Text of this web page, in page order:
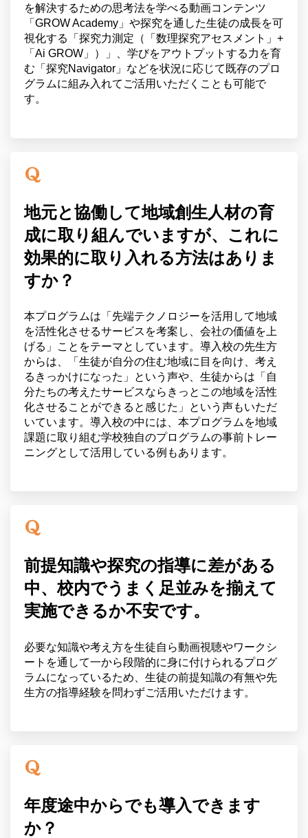
を解決するための思考法を学べる動画コンテンツ
「GROW Academy」や探究を通した生徒の成長を可
視化する「探究力測定（「数理探究アセスメント」+
「Ai GROW」）」、学びをアウトプットする力を育
む「探究Navigator」などを状況に応じて既存のプロ
グラムに組み入れてご活用いただくことも可能で
す。
地元と協働して地域創生人材の育
成に取り組んでいますが、これに
効果的に取り入れる方法はありま
すか？
本プログラムは「先端テクノロジーを活用して地域
を活性化させるサービスを考案し、会社の価値を上
げる」ことをテーマとしています。導入校の先生方
からは、「生徒が自分の住む地域に目を向け、考え
るきっかけになった」という声や、生徒からは「自
分たちの考えたサービスならきっとこの地域を活性
化させることができると感じた」という声もいただ
いています。導入校の中には、本プログラムを地域
課題に取り組む学校独自のプログラムの事前トレー
ニングとして活用している例もあります。
前提知識や探究の指導に差がある
中、校内でうまく足並みを揃えて
実施できるか不安です。
必要な知識や考え方を生徒自ら動画視聴やワークシ
ートを通して一から段階的に身に付けられるプログ
ラムになっているため、生徒の前提知識の有無や先
生方の指導経験を問わずご活用いただけます。
年度途中からでも導入できます
か？